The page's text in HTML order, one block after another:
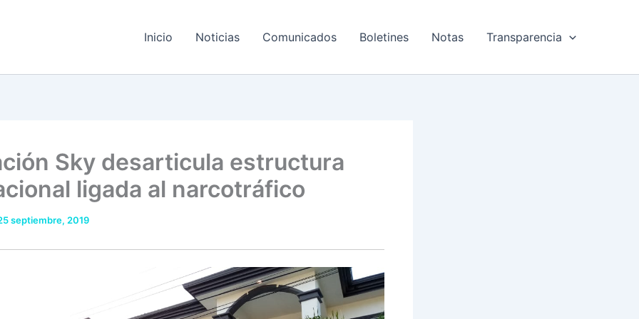
Inicio Noticias Comunicados Boletines Notas Transparencia
Sky desarticula estructura
ligada al narcotráfico
septiembre, 2019